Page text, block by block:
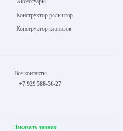
Конструктор рольштор
Конструктор карнизов
Все контакты
+7 929 588-56-27
Заказать звонок